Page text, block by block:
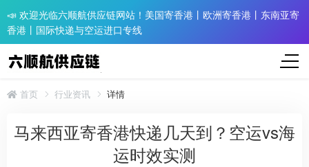
📣 欢迎光临六顺航供应链网站！美国寄香港丨欧洲寄香港丨东南亚寄
香港丨国际快递与空运进口专线
首页 行业资讯 详情
马来西亚寄香港快递几天到？空运vs海
运时效实测